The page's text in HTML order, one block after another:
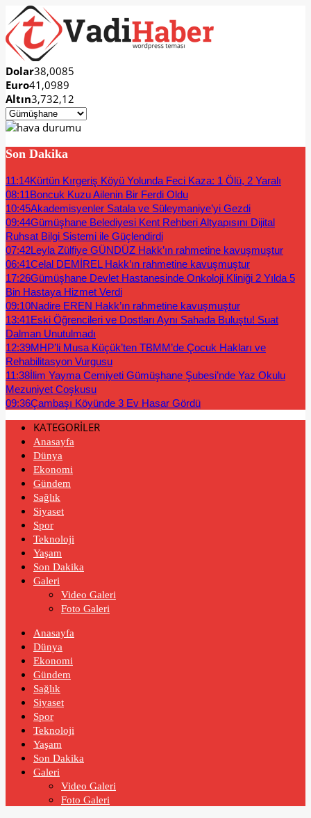
Dolar38,0085
Euro41,0989
Altın3,732,12
Son Dakika
11:14Kürtün Kırgeriş Köyü Yolunda Feci Kaza: 1 Ölü, 2 Yaralı
08:11Boncuk Kuzu Ailenin Bir Ferdi Oldu
10:45Akademisyenler Satala ve Süleymaniye’yi Gezdi
09:44Gümüşhane Belediyesi Kent Rehberi Altyapısını Dijital
Ruhsat Bilgi Sistemi ile Güçlendirdi
07:42Leyla Zülfiye GÜNDÜZ Hakk’ın rahmetine kavuşmuştur
06:41Celal DEMİREL Hakk’ın rahmetine kavuşmuştur
17:26Gümüşhane Devlet Hastanesinde Onkoloji Kliniği 2 Yılda 5
Bin Hastaya Hizmet Verdi
09:10Nadire EREN Hakk’ın rahmetine kavuşmuştur
13:41Eski Öğrencileri ve Dostları Aynı Sahada Buluştu! Suat
Dalman Unutulmadı
12:39MHP’li Musa Küçük’ten TBMM’de Çocuk Hakları ve
Rehabilitasyon Vurgusu
11:38İlim Yayma Cemiyeti Gümüşhane Şubesi’nde Yaz Okulu
Mezuniyet Coşkusu
09:36Çambaşı Köyünde 3 Ev Hasar Gördü
KATEGORİLER
Anasayfa
Dünya
Ekonomi
Gündem
Sağlık
Siyaset
Spor
Teknoloji
Yaşam
Son Dakika
Galeri
Video Galeri
Foto Galeri
Anasayfa
Dünya
Ekonomi
Gündem
Sağlık
Siyaset
Spor
Teknoloji
Yaşam
Son Dakika
Galeri
Video Galeri
Foto Galeri